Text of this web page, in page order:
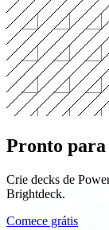
Como meus
Pronto para
Crie decks de
Brightdeck.